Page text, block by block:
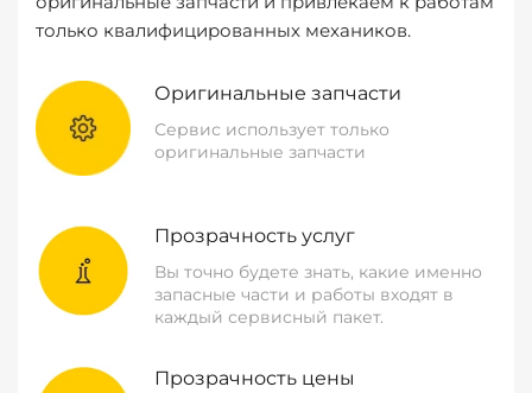
только квалифицированных механиков.
Оригинальные запчасти
Сервис использует только
оригинальные запчасти
Прозрачность услуг
Вы точно будете знать, какие именно
запасные части и работы входят в
каждый сервисный пакет.
Прозрачность цены